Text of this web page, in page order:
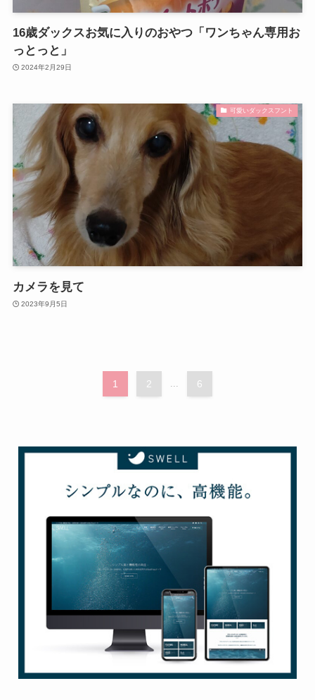
16歳ダックスお気に入りのおやつ「ワンちゃん専用お
っとっと」
2024年2月29日
可愛いダックスフント
カメラを見て
2023年9月5日
1 2 ... 6